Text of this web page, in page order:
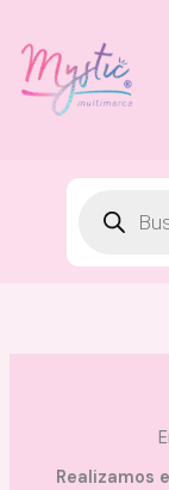
contenido
Realizamos